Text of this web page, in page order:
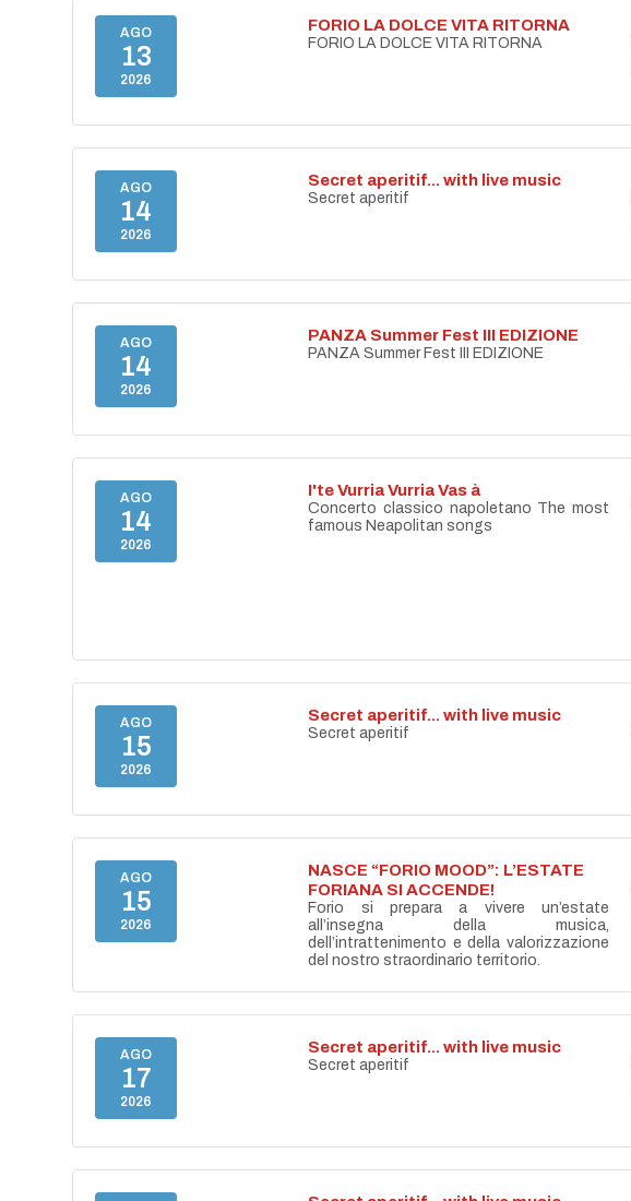
AGO
13
2026
FORIO LA DOLCE VITA RITORNA
FORIO LA DOLCE VITA RITORNA
AGO
14
2026
Secret aperitif... with live music
Secret aperitif
AGO
14
2026
PANZA Summer Fest III EDIZIONE
PANZA Summer Fest III EDIZIONE
AGO
14
2026
I'te Vurria Vurria Vas à
Concerto classico napoletano The most
famous Neapolitan songs
AGO
15
2026
Secret aperitif... with live music
Secret aperitif
AGO
15
2026
NASCE “FORIO MOOD”: L’ESTATE
FORIANA SI ACCENDE!
Forio si prepara a vivere un’estate
all’insegna della musica,
dell’intrattenimento e della valorizzazione
del nostro straordinario territorio.
AGO
17
2026
Secret aperitif... with live music
Secret aperitif